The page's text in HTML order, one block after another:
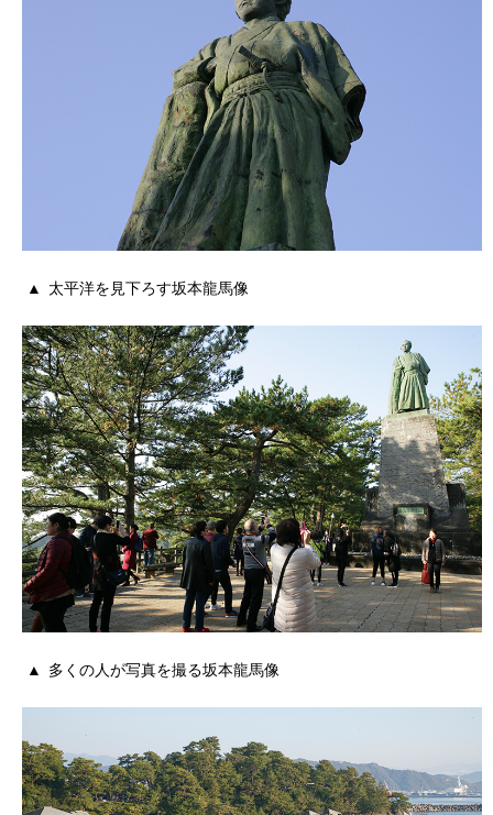
太平洋を見下ろす坂本龍馬像
多くの人が写真を撮る坂本龍馬像